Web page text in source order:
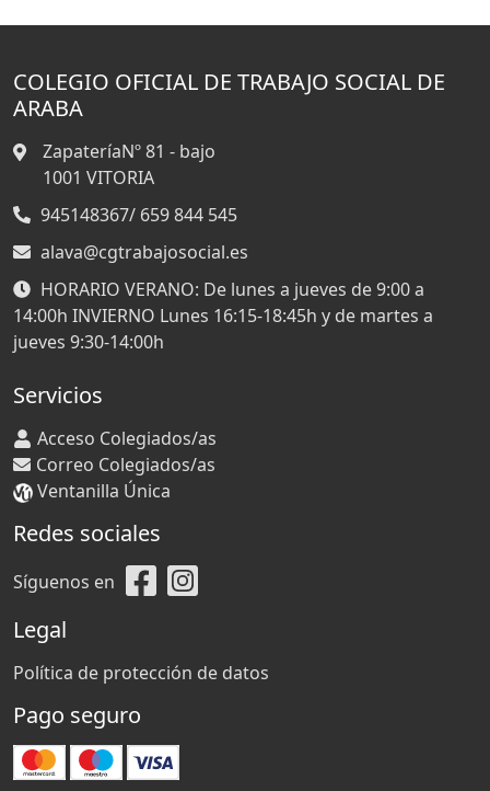
COLEGIO OFICIAL DE TRABAJO SOCIAL DE
ARABA
ZapateríaNº 81 - bajo
1001 VITORIA
945148367/ 659 844 545
alava@cgtrabajosocial.es
HORARIO VERANO: De lunes a jueves de 9:00 a
14:00h INVIERNO Lunes 16:15-18:45h y de martes a
jueves 9:30-14:00h
Servicios
Acceso Colegiados/as
Correo Colegiados/as
Ventanilla Única
Redes sociales
Síguenos en
Legal
Política de protección de datos
Pago seguro